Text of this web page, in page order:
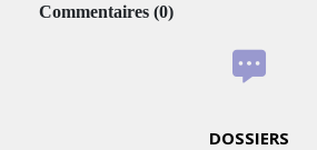
Commentaires (0)
DOSSIERS